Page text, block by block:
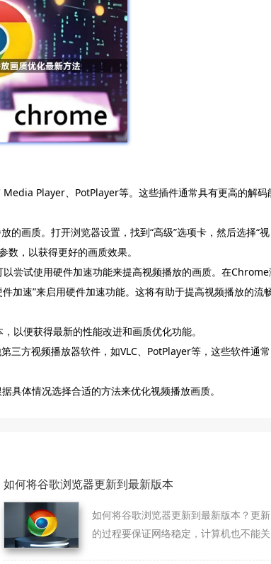
Player、PotPlayer等。这些插件通常具有更高的解码
画质。打开浏览器设置，找到“高级”选项卡，然后选择“视
数，以获得更好的画质效果。
尝试使用硬件加速功能来提高视频播放的画质。在
加速”来启用硬件加速功能。这将有助于提高视频播放的流
以便获得最新的性能改进和画质优化功能。
三方视频播放器软件，如VLC、PotPlayer等，这些软件通常
具体情况选择合适的方法来优化视频播放画质。
如何将谷歌浏览器更新到最新版本
如何将谷歌浏览器更新到最新版本？更新
的过程要保证网络稳定，计算机也不能关